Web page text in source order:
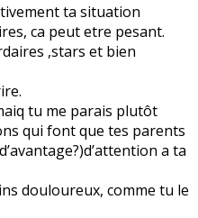
ta situation
ca peut etre pesant.
,stars et bien
tu me parais plutôt
qui font que tes parents
a ta
douloureux, comme tu le